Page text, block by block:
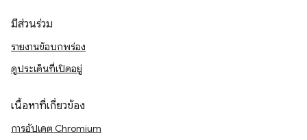
มีส่วนร่วม
รายงานข้อบกพร่อง
ดูประเด็นที่เปิดอยู่
เนื้อหาที่เกี่ยวข้อง
การอัปเดต Chromium